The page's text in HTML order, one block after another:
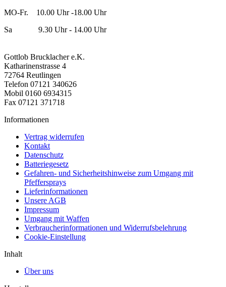
MO-Fr. 10.00 Uhr -18.00 Uhr
Sa 9.30 Uhr - 14.00 Uhr
Gottlob Brucklacher e.K.
Katharinenstrasse 4
72764 Reutlingen
Telefon 07121 340626
Mobil 0160 6934315
Fax 07121 371718
Informationen
Vertrag widerrufen
Kontakt
Datenschutz
Batteriegesetz
Gefahren- und Sicherheitshinweise zum Umgang mit
Pfeffersprays
Lieferinformationen
Unsere AGB
Impressum
Umgang mit Waffen
Verbraucherinformationen und Widerrufsbelehrung
Cookie-Einstellung
Inhalt
Über uns